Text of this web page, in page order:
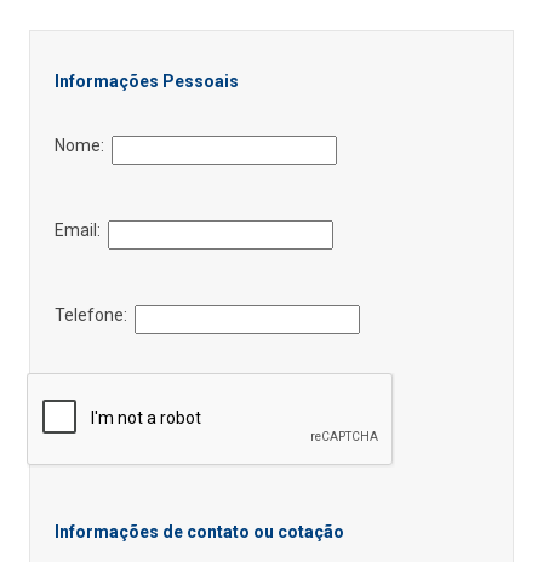
Informações Pessoais
Nome:
Email:
Telefone:
Informações de contato ou cotação